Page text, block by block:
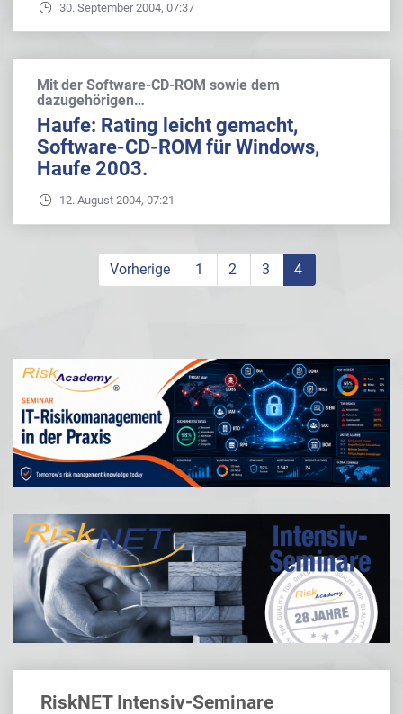
30. September 2004, 07:37
Mit der Software-CD-ROM sowie dem
dazugehörigen…
Haufe: Rating leicht gemacht,
Software-CD-ROM für Windows,
Haufe 2003.
12. August 2004, 07:21
Vorherige 1 2 3 4
RiskNET Intensiv-Seminare